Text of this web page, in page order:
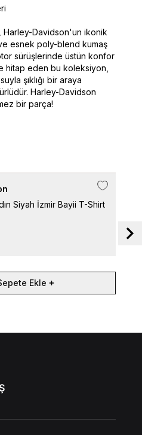
Harley-Davidson'un ikonik
esnek poly-blend kumaş
sürüşlerinde üstün konfor
hitap eden bu koleksiyon,
şıklığı bir araya
Harley-Davidson
bir parça!
Siyah İzmir Bayii T-Shirt
Ekle